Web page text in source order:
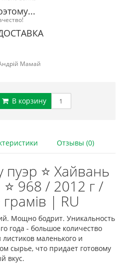
Мамай
В корзину
Отзывы (0)
⭐ Хайвань
968 / 2012 г /
| RU
Мощно бодрит. Уникальность
года - большое количество
маленького и
сырье, что придает готовому
вкус.